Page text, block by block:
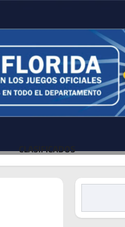
CLASIFICADOS